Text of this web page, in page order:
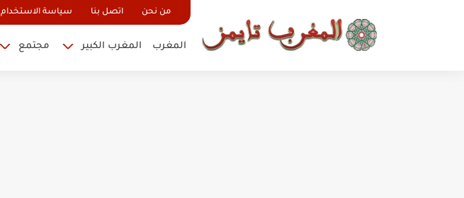
من نحن اتصل بنا سياسة الاستخدام
المغرب المغرب الكبير مجتمع